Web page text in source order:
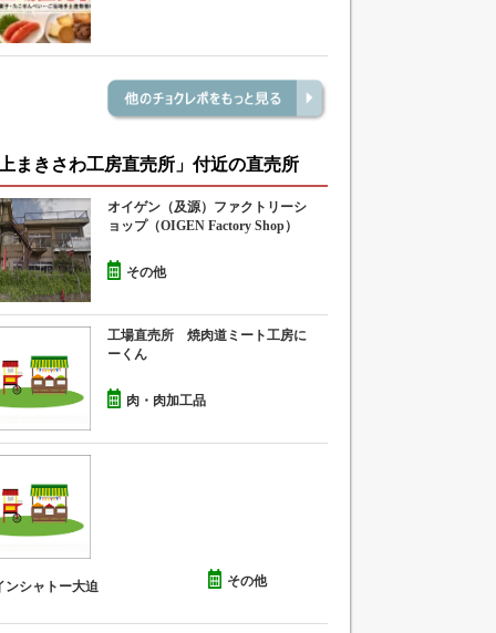
まきさわ工房直売所」付近の直売所
オイゲン（及源）ファクトリーシ
ョップ（OIGEN Factory Shop）
その他
工場直売所 焼肉道ミート工房に
ーくん
肉・肉加工品
ンシャトー大迫 その他